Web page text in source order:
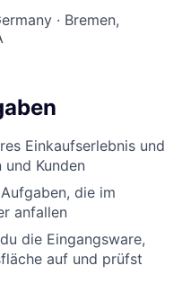
· Bremen,
Einkaufserlebnis und
und Kunden
die im
anfallen
die Eingangsware,
auf und prüfst